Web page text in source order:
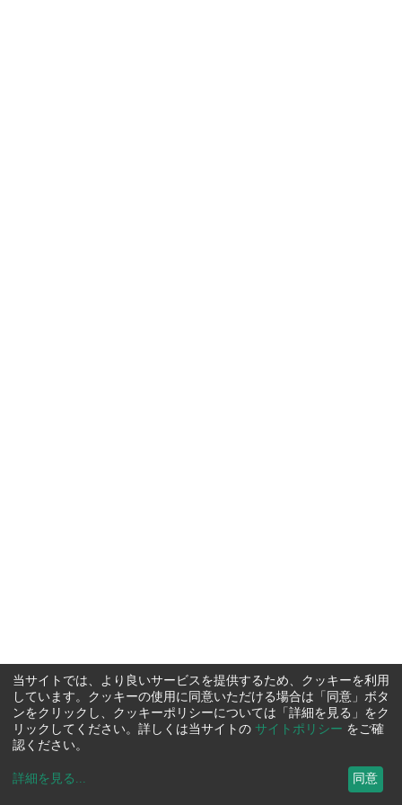
当サイトでは、より良いサービスを提供するため、クッキーを利用
しています。クッキーの使用に同意いただける場合は「同意」ボタ
ンをクリックし、クッキーポリシーについては「詳細を見る」をク
リックしてください。詳しくは当サイトの サイトポリシー をご確
認ください。
詳細を見る ... 同意